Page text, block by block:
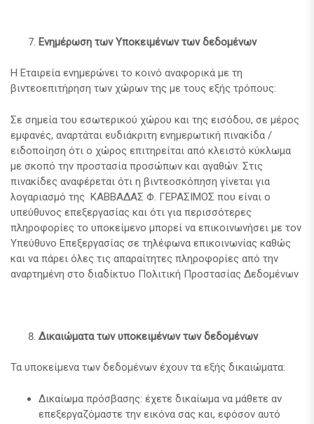
Ενημέρωση των Υποκειμένων των δεδομένων
Η Εταιρεία ενημερώνει το κοινό αναφορικά με τη
βιντεοεπιτήρηση των χώρων της με τους εξής τρόπους:
Σε σημεία του εσωτερικού χώρου και της εισόδου, σε μέρος
εμφανές, αναρτάται ευδιάκριτη ενημερωτική πινακίδα /
ειδοποίηση ότι ο χώρος επιτηρείται από κλειστό κύκλωμα
με σκοπό την προστασία προσώπων και αγαθών. Στις
πινακίδες αναφέρεται ότι η βιντεοσκόπηση γίνεται για
λογαριασμό της ΚΑΒΒΑΔΑΣ Φ. ΓΕΡΑΣΙΜΟΣ που είναι ο
υπεύθυνος επεξεργασίας και ότι για περισσότερες
πληροφορίες το υποκείμενο μπορεί να επικοινωνήσει με τον
Υπεύθυνο Επεξεργασίας σε τηλέφωνα επικοινωνίας καθώς
και να πάρει όλες τις απαραίτητες πληροφορίες από την
αναρτημένη στο διαδίκτυο Πολιτική Προστασίας Δεδομένων
Δικαιώματα των υποκειμένων των δεδομένων
Τα υποκείμενα των δεδομένων έχουν τα εξής δικαιώματα:
Δικαίωμα πρόσβασης: έχετε δικαίωμα να μάθετε αν
επεξεργαζόμαστε την εικόνα σας και, εφόσον αυτό